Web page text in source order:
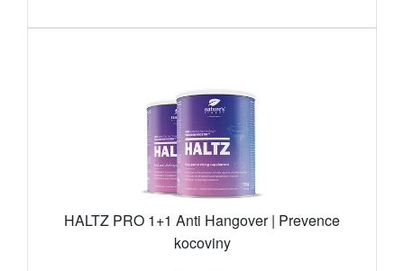
HALTZ PRO 1+1 Anti Hangover | Prevence
kocoviny